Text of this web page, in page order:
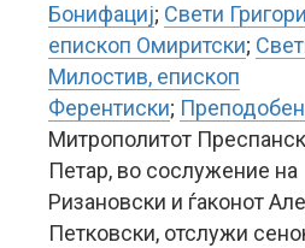
Бонифациј; Свети
епископ Омиритски;
Милостив, епископ
Ферентиски;
Митрополитот
Петар, во сослужение на
Ризановски и ѓаконот
Петковски, отслужи